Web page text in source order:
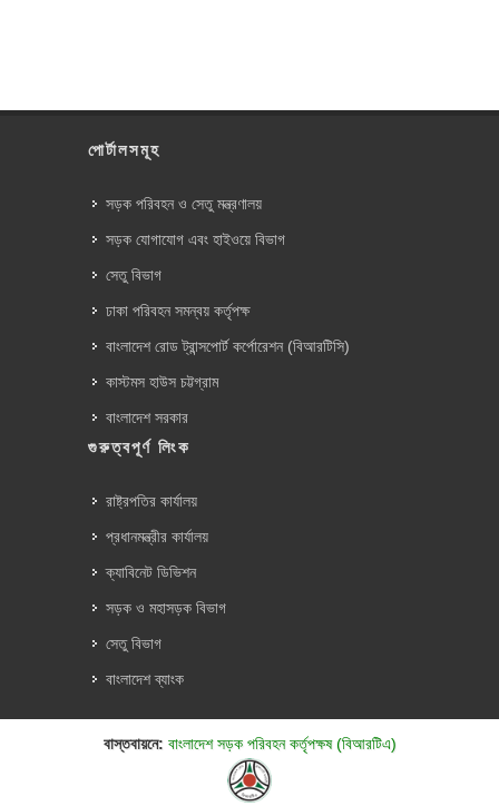
পোর্টালসমূহ
সড়ক পরিবহন ও সেতু মন্ত্রণালয়
সড়ক যোগাযোগ এবং হাইওয়ে বিভাগ
সেতু বিভাগ
ঢাকা পরিবহন সমন্বয় কর্তৃপক্ষ
বাংলাদেশ রোড ট্রান্সপোর্ট কর্পোরেশন (বিআরটিসি)
কাস্টমস হাউস চট্টগ্রাম
বাংলাদেশ সরকার
গুরুত্বপূর্ণ লিংক
রাষ্ট্রপতির কার্যালয়
প্রধানমন্ত্রীর কার্যালয়
ক্যাবিনেট ডিভিশন
সড়ক ও মহাসড়ক বিভাগ
সেতু বিভাগ
বাংলাদেশ ব্যাংক
বাস্তবায়নে: বাংলাদেশ সড়ক পরিবহন কর্তৃপক্ষ (বিআরটিএ)